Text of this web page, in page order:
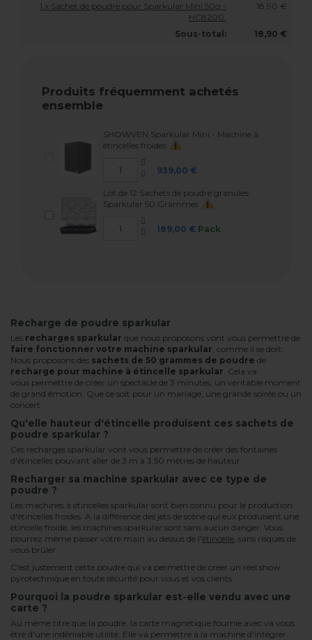
1 x Sachet de poudre pour Sparkular Mini 50g -
HC8200:
18,90 €
Sous-total: 18,90 €
Produits fréquemment achetés
ensemble
SHOWVEN Sparkular Mini - Machine à
étincelles froides
939,00 €
Lot de 12 Sachets de poudre granules
Sparkular 50 Grammes
189,00 € Pack
Recharge de poudre sparkular
Les recharges sparkular que nous proposons vont vous permettre de
faire fonctionner votre machine sparkular, comme il se doit.
Nous proposons des sachets de 50 grammes de poudre de
recharge pour machine à étincelle sparkular . Cela va
vous permettre de créer un spectacle de 3 minutes, un véritable moment
de grand émotion. Que ce soit pour un mariage, une grande soirée ou un
concert.
Qu'elle hauteur d'étincelle produisent ces sachets de
poudre sparkular ?
Ces recharges sparkular vont vous permettre de créer des fontaines
d'étincelles pouvant aller de 3 m à 3,50 mètres de hauteur.
Recharger sa machine sparkular avec ce type de
poudre ?
Les machines à étincelles sparkular sont bien connu pour le production
d'étincelles froides. A la différence des jets de scène qui eux produisent une
étincelle froide, les machines sparkular sont sans aucun danger. Vous
pourrez même passer votre main au dessus de l'étincelle , sans risques de
vous brûler.
C'est justement cette poudre qui va permettre de créer un réel show
pyrotechnique en toute sécurité pour vous et vos clients.
Pourquoi la poudre sparkular est-elle vendu avec une
carte ?
Au même titre que la poudre, la carte magnétique fournie avec va vous
être d'une indéniable utilité. Elle va permettre à la machine d'intégrer